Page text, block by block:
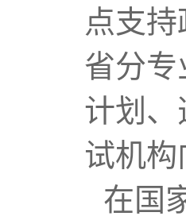
点支
省分
计划
试机
在国